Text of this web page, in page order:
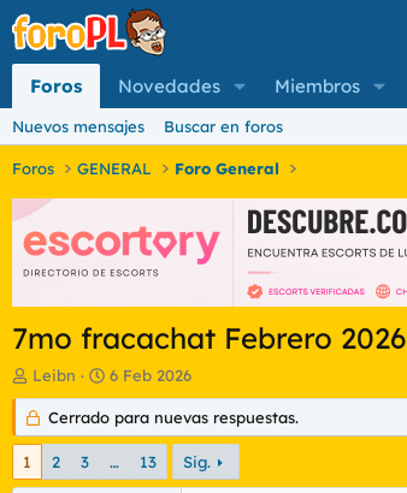
Foros Novedades Miembros
Nuevos mensajes Buscar en foros
Foros GENERAL Foro General
7mo fracachat Febrero 2026
I
n
i
c
a
Leibn
F
e
c
h
d
6 Feb 2026
Cerrado para nuevas respuestas.
1 2 3 … 13 Sig.